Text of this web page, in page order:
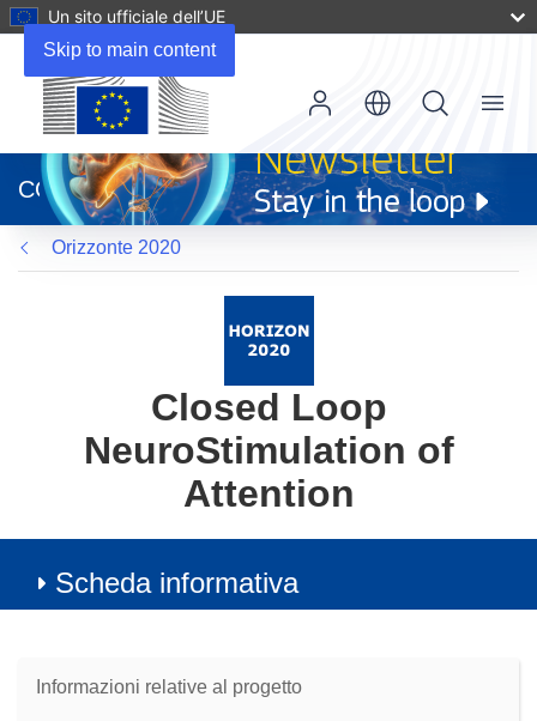
Skip to main content
Un sito ufficiale dell’UE
apre
in
una
nuova
finestra)
CORDIS
Menu
Orizzonte 2020
Closed Loop
NeuroStimulation of
Attention
Scheda informativa
Informazioni relative al progetto